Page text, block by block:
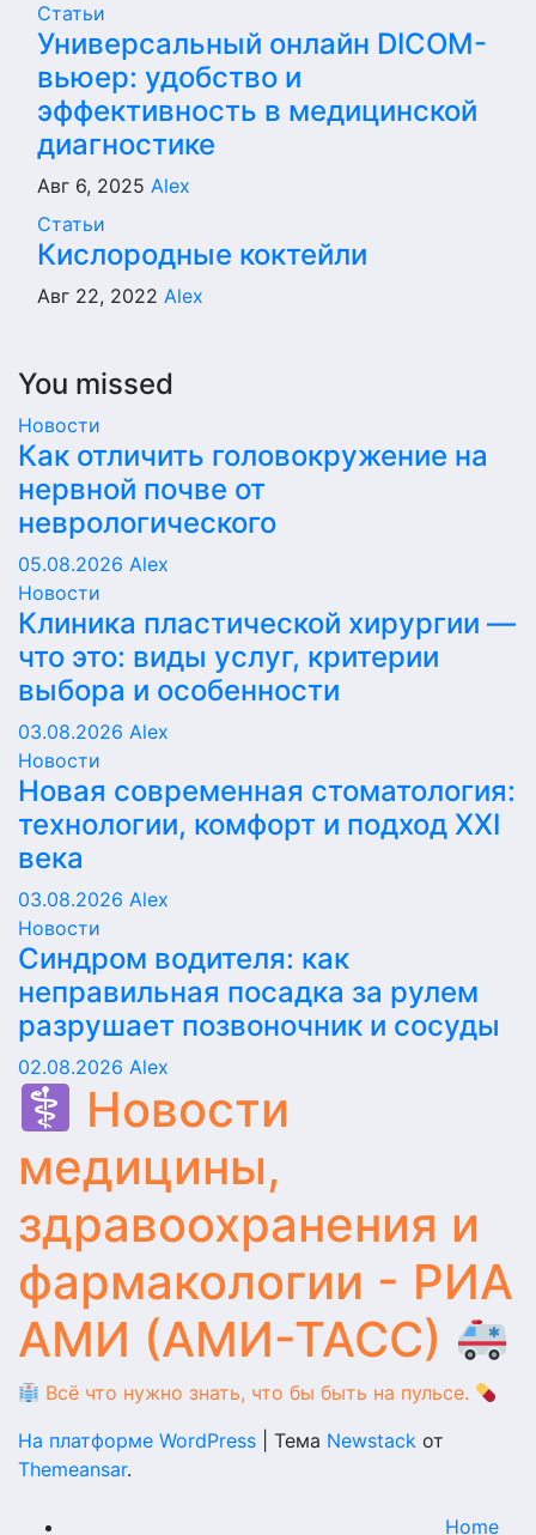
Статьи
Универсальный онлайн DICOM-
вьюер: удобство и
эффективность в медицинской
диагностике
Авг 6, 2025 Alex
Статьи
Кислородные коктейли
Авг 22, 2022 Alex
You missed
Новости
Как отличить головокружение на
нервной почве от
неврологического
05.08.2026 Alex
Новости
Клиника пластической хирургии —
что это: виды услуг, критерии
выбора и особенности
03.08.2026 Alex
Новости
Новая современная стоматология:
технологии, комфорт и подход XXI
века
03.08.2026 Alex
Новости
Синдром водителя: как
неправильная посадка за рулем
разрушает позвоночник и сосуды
02.08.2026 Alex
Новости
медицины,
здравоохранения и
фармакологии - РИА
АМИ (АМИ-ТАСС)
Всё что нужно знать, что бы быть на пульсе.
На платформе WordPress
Тема Newstack от
Themeansar.
Home